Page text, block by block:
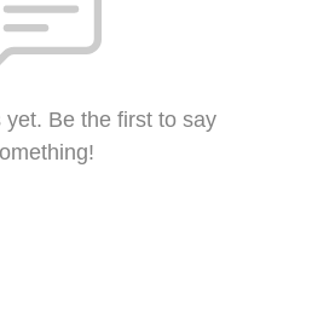
yet. Be the first to say